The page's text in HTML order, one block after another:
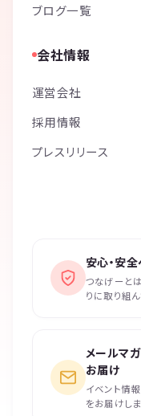
ブログ一覧
会社情報
運営会社
採用情報
プレスリリース
安心・安
つなげーと
りに取り組ん
メールマ
お届け
イベント情
をお届けしま